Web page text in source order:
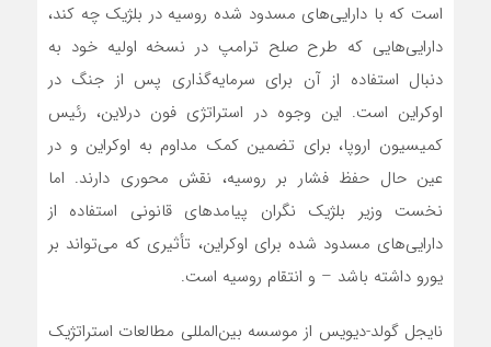
است که با دارایی‌های مسدود شده روسیه در بلژیک چه کند،
دارایی‌هایی که طرح صلح ترامپ در نسخه اولیه خود به
دنبال استفاده از آن برای سرمایه‌گذاری پس از جنگ در
اوکراین است. این وجوه در استراتژی فون درلاین، رئیس
کمیسیون اروپا، برای تضمین کمک مداوم به اوکراین و در
عین حال حفظ فشار بر روسیه، نقش محوری دارند. اما
نخست وزیر بلژیک نگران پیامدهای قانونی استفاده از
دارایی‌های مسدود شده برای اوکراین، تأثیری که می‌تواند بر
یورو داشته باشد – و انتقام روسیه است.
نایجل گولد-دیویس از موسسه بین‌المللی مطالعات استراتژیک